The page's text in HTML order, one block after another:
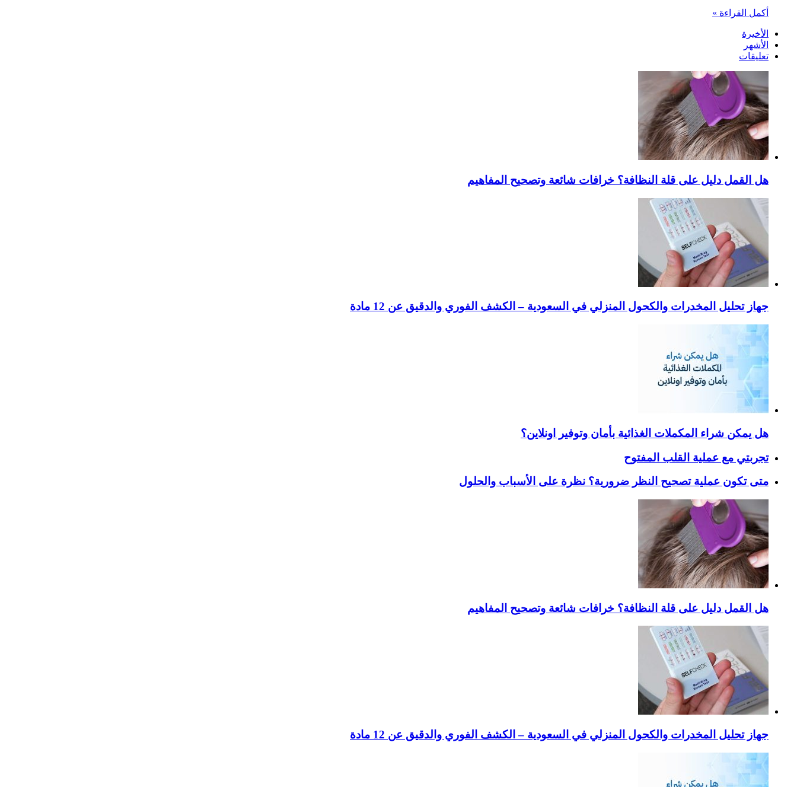
أكمل القراءة »
الأخيرة
الأشهر
تعليقات
هل القمل دليل على قلة النظافة؟ خرافات شائعة وتصحيح المفاهيم
جهاز تحليل المخدرات والكحول المنزلي في السعودية – الكشف الفوري والدقيق عن 12 مادة
هل يمكن شراء المكملات الغذائية بأمان وتوفير اونلاين؟
تجربتي مع عملية القلب المفتوح
متى تكون عملية تصحيح النظر ضرورية؟ نظرة على الأسباب والحلول
هل القمل دليل على قلة النظافة؟ خرافات شائعة وتصحيح المفاهيم
جهاز تحليل المخدرات والكحول المنزلي في السعودية – الكشف الفوري والدقيق عن 12 مادة